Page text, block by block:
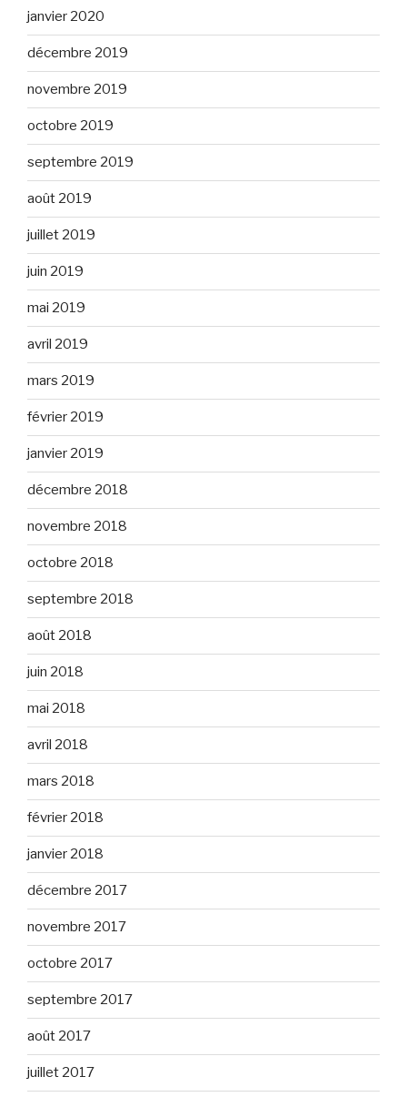
janvier 2020
décembre 2019
novembre 2019
octobre 2019
septembre 2019
août 2019
juillet 2019
juin 2019
mai 2019
avril 2019
mars 2019
février 2019
janvier 2019
décembre 2018
novembre 2018
octobre 2018
septembre 2018
août 2018
juin 2018
mai 2018
avril 2018
mars 2018
février 2018
janvier 2018
décembre 2017
novembre 2017
octobre 2017
septembre 2017
août 2017
juillet 2017